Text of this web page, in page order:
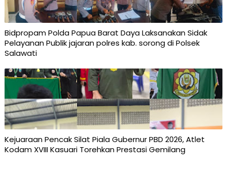
Bidpropam Polda Papua Barat Daya Laksanakan Sidak
Pelayanan Publik jajaran polres kab. sorong di Polsek
Salawati
Kejuaraan Pencak Silat Piala Gubernur PBD 2026, Atlet
Kodam XVIII Kasuari Torehkan Prestasi Gemilang